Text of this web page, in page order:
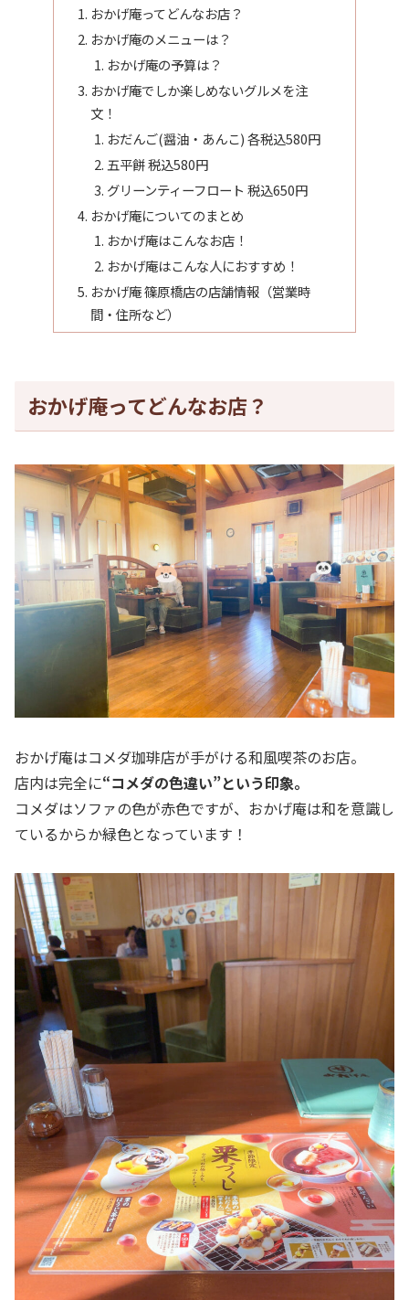
おかげ庵ってどんなお店？
おかげ庵のメニューは？
おかげ庵の予算は？
おかげ庵でしか楽しめないグルメを注
文！
おだんご(醤油・あんこ) 各税込580円
五平餅 税込580円
グリーンティーフロート 税込650円
おかげ庵についてのまとめ
おかげ庵はこんなお店！
おかげ庵はこんな人におすすめ！
おかげ庵 篠原橋店の店舗情報（営業時
間・住所など）
おかげ庵ってどんなお店？
おかげ庵はコメダ珈琲店が手がける和風喫茶のお店。
店内は完全に“コメダの色違い”という印象。
コメダはソファの色が赤色ですが、おかげ庵は和を意識し
ているからか緑色となっています！